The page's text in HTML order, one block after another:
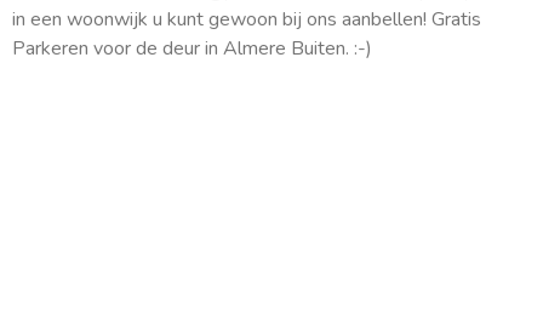
a
m
in een woonwijk u kunt gewoon bij ons aanbellen! Gratis
Parkeren voor de deur in Almere Buiten. :-)